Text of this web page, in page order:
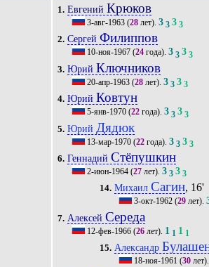
1. Евгений Крюков
3-авг-1963 (28 лет).3 3 3 3
2. СергейФилиппов
10-ноя-1967 (24 года).3 3 3 3
3. Юрий Ключников
20-апр-1963 (28 лет).3 3 3 3
4. Юрий Ковтун
5-янв-1970 (22 года).3 3 3 3
5. Юрий Дядюк
13-мар-1970 (22 года).3 3 3 3
6. ГеннадийСтёпушкин
2-июн-1964 (27 лет).3 3 3 3
14. МихаилСагин, 16'
3-окт-1962(29лет).
7. АлексейСереда
12-фев-1966 (26 лет). 1 1 1 1
15. Александр
18-ноя-1961 (30лет).